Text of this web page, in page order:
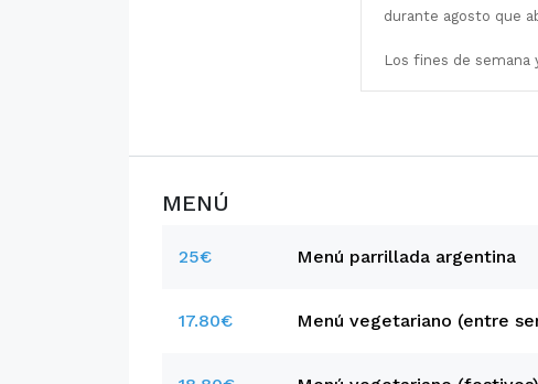
durante agosto que
Los fines de semana
MENÚ
25€ Menú parrillada argentina
17.80€ Menú vegetariano (entre